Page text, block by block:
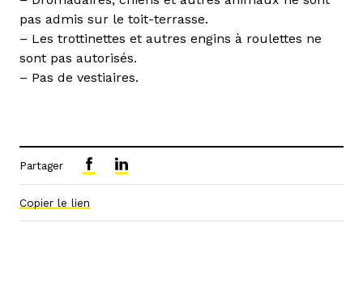
pas admis sur le toit-terrasse.
– Les trottinettes et autres engins à roulettes ne
sont pas autorisés.
– Pas de vestiaires.
Partager
Copier le lien